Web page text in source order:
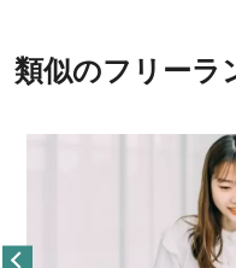
類似のフリーラ